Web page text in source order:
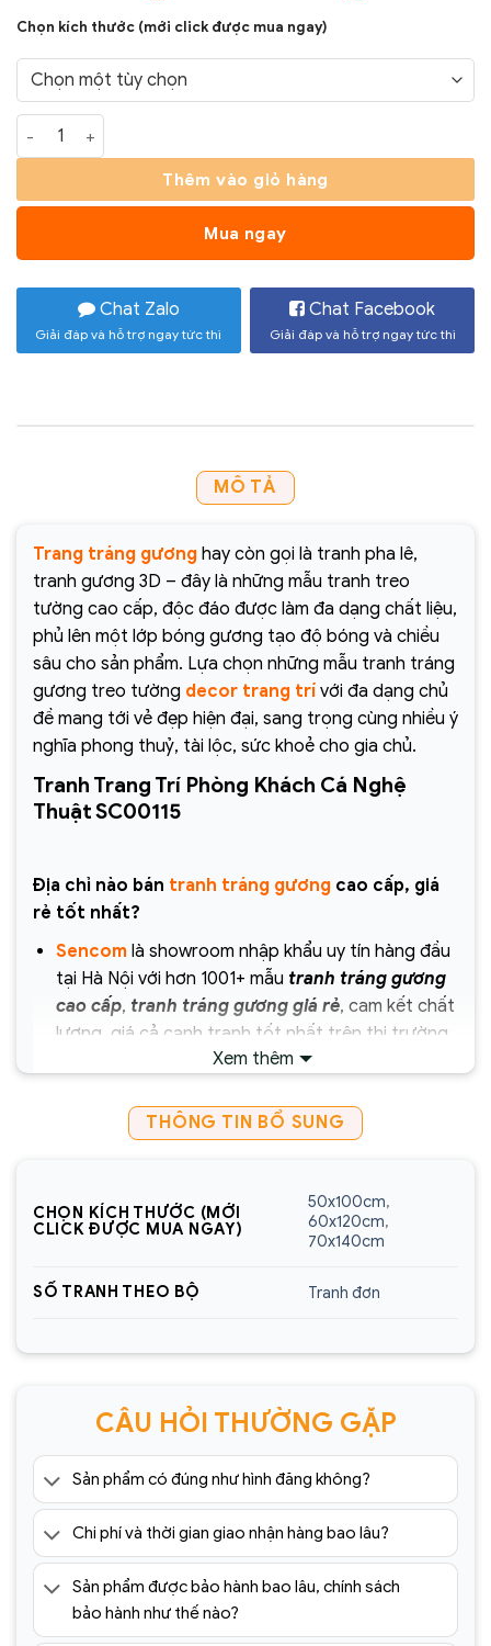
đến
Chọn kích thước (mới click được mua ngay)
Tranh Trang Trí Phòng Khách Cá Nghệ Thuật SC00115 số
Thêm vào giỏ hàng
Mua ngay
Chat Zalo
Giải đáp và hỗ trợ ngay tức thì
Chat Facebook
Giải đáp và hỗ trợ ngay tức thì
MÔ TẢ
Trang tráng gương hay còn gọi là tranh pha lê,
tranh gương 3D – đây là những mẫu tranh treo
tường cao cấp, độc đáo được làm đa dạng chất liệu,
phủ lên một lớp bóng gương tạo độ bóng và chiều
sâu cho sản phẩm. Lựa chọn những mẫu tranh tráng
gương treo tường decor trang trí với đa dạng chủ
đề mang tới vẻ đẹp hiện đại, sang trọng cùng nhiều ý
nghĩa phong thuỷ, tài lộc, sức khoẻ cho gia chủ.
Tranh Trang Trí Phòng Khách Cá Nghệ
Thuật SC00115
Địa chỉ nào bán tranh tráng gương cao cấp, giá
rẻ tốt nhất?
Sencomlà showroom nhập khẩu uy tín hàng đầu
tại Hà Nội với hơn 1001+ mẫu tranh tráng gương
cao cấp, tranh tráng gương giá rẻ, cam kết chất
lượng, giá cả cạnh tranh tốt nhất trên thị trường
Chịu trách nhiệm về sản phẩm :
Website: https://sencom.vn/
60 Trần Đăng Ninh, Quang
Trung, Hà Đông, Hà Nội
giá trị trên 1.500.000đ (Bao gồm tất cả mã sản
phẩm)
Lưu ý: Đơn hàng sẽ chỉ được gửi đi sau khi có xác
nhận của tổng đài viên trong vòng 2 tiếng. Quý
khách vui lòng giữ điện thoại
=> Tham khảo thêm 1001+ mẫutranh tráng
gương cao cấp giá rẻ tại:
https://sencom.vn/category/tranh-trang-guong
Xem thêm
THÔNG TIN BỔ SUNG
CHỌN KÍCH THƯỚC (MỚI
CLICK ĐƯỢC MUA NGAY)
50x100cm,
60x120cm,
70x140cm
SỐ TRANH THEO BỘ Tranh đơn
CÂU HỎI THƯỜNG GẶP
Sản phẩm có đúng như hình đăng không?
Chi phí và thời gian giao nhận hàng bao lâu?
Sản phẩm được bảo hành bao lâu, chính sách
bảo hành như thế nào?